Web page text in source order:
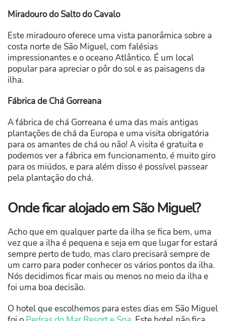
Miradouro do Salto do Cavalo
Este miradouro oferece uma vista panorâmica sobre a
costa norte de São Miguel, com falésias
impressionantes e o oceano Atlântico. É um local
popular para apreciar o pôr do sol e as paisagens da
ilha.
Fábrica de Chá Gorreana
A fábrica de chá Gorreana é uma das mais antigas
plantações de chá da Europa e uma visita obrigatória
para os amantes de chá ou não! A visita é gratuita e
podemos ver a fábrica em funcionamento, é muito giro
para os miúdos, e para além disso é possível passear
pela plantação do chá.
Onde ficar alojado em São Miguel?
Acho que em qualquer parte da ilha se fica bem, uma
vez que a ilha é pequena e seja em que lugar for estará
sempre perto de tudo, mas claro precisará sempre de
um carro para poder conhecer os vários pontos da ilha.
Nós decidimos ficar mais ou menos no meio da ilha e
foi uma boa decisão.
O hotel que escolhemos para estes dias em São Miguel